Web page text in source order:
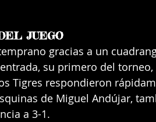
JUEGO
gracias a un
su primero del
Tigres respondieron
de Miguel Andújar,
a 3-1.